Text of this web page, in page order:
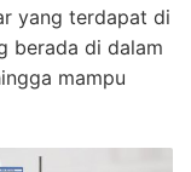
yang terdapat di
berada di dalam
mampu